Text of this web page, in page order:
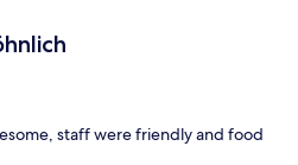
staff were friendly and food